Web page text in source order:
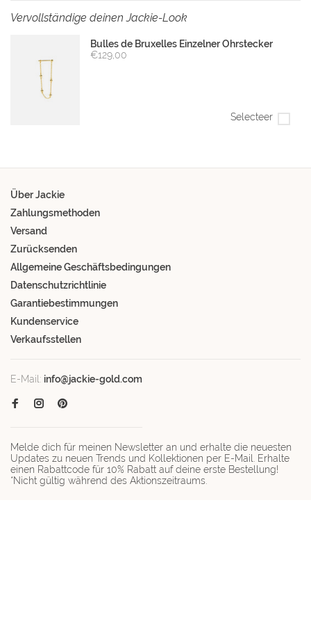
Vervollständige deinen Jackie-Look
Bulles de Bruxelles Einzelner Ohrstecker
€129,00
Selecteer
Über Jackie
Zahlungsmethoden
Versand
Zurücksenden
Allgemeine Geschäftsbedingungen
Datenschutzrichtlinie
Garantiebestimmungen
Kundenservice
Verkaufsstellen
E-Mail: info@jackie-gold.com
Melde dich für meinen Newsletter an und erhalte die neuesten
Updates zu neuen Trends und Kollektionen per E-Mail. Erhalte
einen Rabattcode für 10% Rabatt auf deine erste Bestellung!
*Nicht gültig während des Aktionszeitraums.